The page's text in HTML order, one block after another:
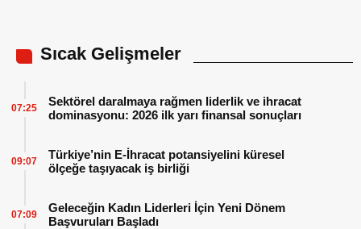
Sıcak Gelişmeler
Sektörel daralmaya rağmen liderlik ve ihracat
dominasyonu: 2026 ilk yarı finansal sonuçları
07:25
Türkiye’nin E-İhracat potansiyelini küresel
ölçeğe taşıyacak iş birliği
09:07
Geleceğin Kadın Liderleri İçin Yeni Dönem
Başvuruları Başladı
07:09